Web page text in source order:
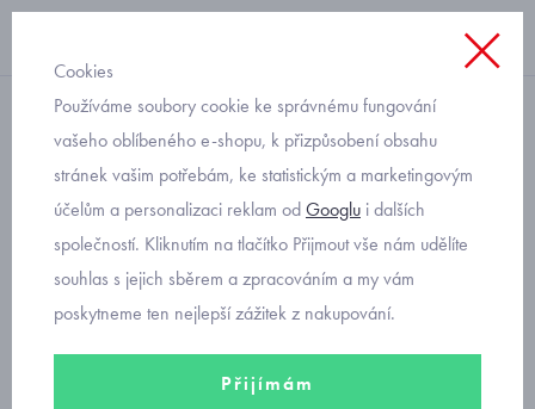
pirátka, nasazovací
kojenecká letní čepice pro
chlapečky
Cookies
Používáme soubory cookie ke správnému fungování
vašeho oblíbeného e-shopu, k přizpůsobení obsahu
stránek vašim potřebám, ke statistickým a marketingovým
účelům a personalizaci reklam odGooglu i dalších
společností. Kliknutím na tlačítko Přijmout vše nám udělíte
souhlas s jejich sběrem a zpracováním a my vám
poskytneme ten nejlepší zážitek z nakupování.
Přijímám